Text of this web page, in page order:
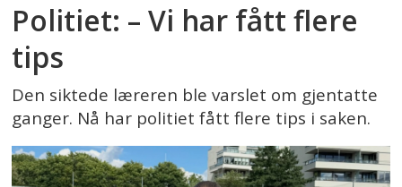
Politiet: – Vi har fått flere
tips
Den siktede læreren ble varslet om gjentatte
ganger. Nå har politiet fått flere tips i saken.